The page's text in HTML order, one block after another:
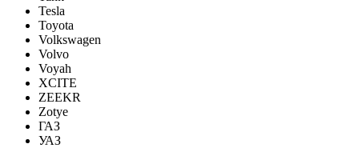
Tesla
Toyota
Volkswagen
Volvo
Voyah
XCITE
ZEEKR
Zotye
ГАЗ
УАЗ